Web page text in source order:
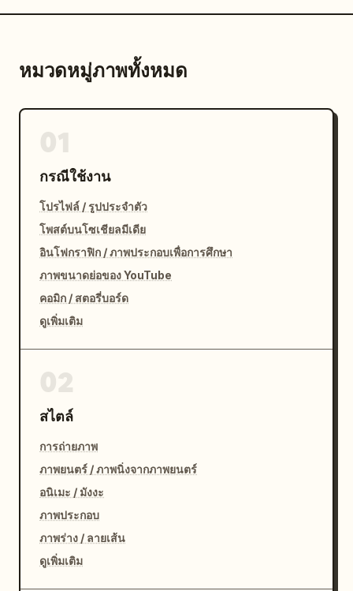
หมวดหมู่ภาพทั้งหมด
กรณีใช้งาน
โปรไฟล์ / รูปประจำตัว
โพสต์บนโซเชียลมีเดีย
อินโฟกราฟิก / ภาพประกอบเพื่อการศึกษา
ภาพขนาดย่อของ YouTube
คอมิก / สตอรี่บอร์ด
ดูเพิ่มเติม
สไตล์
การถ่ายภาพ
ภาพยนตร์ / ภาพนิ่งจากภาพยนตร์
อนิเมะ / มังงะ
ภาพประกอบ
ภาพร่าง / ลายเส้น
ดูเพิ่มเติม